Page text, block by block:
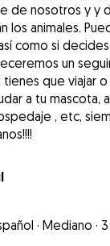
de nosotros y y
los animales.
como si
un
tienes que viajar
a tu mascota,
, etc,
· Mediano ·